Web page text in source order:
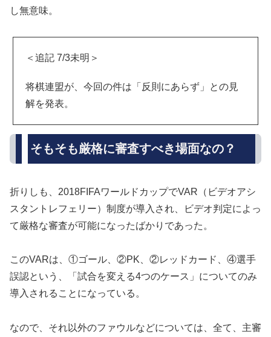
し無意味。
＜追記 7/3未明＞
将棋連盟が、今回の件は「反則にあらず」との見
解を発表。
そもそも厳格に審査すべき場面なの？
折りしも、2018FIFAワールドカップでVAR（ビデオアシ
スタントレフェリー）制度が導入され、ビデオ判定によっ
て厳格な審査が可能になったばかりであった。
このVARは、①ゴール、②PK、②レッドカード、④選手
誤認という、「試合を変える4つのケース」についてのみ
導入されることになっている。
なので、それ以外のファウルなどについては、全て、主審